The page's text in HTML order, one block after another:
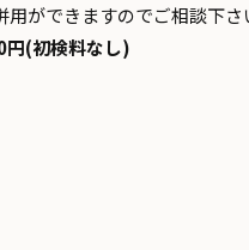
ができますのでご相談下さ
(初検料なし)